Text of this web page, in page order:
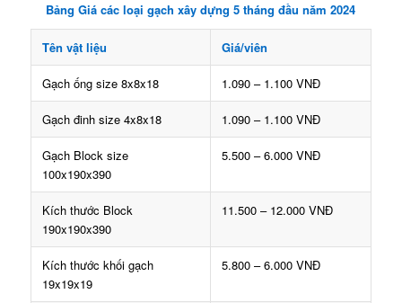
Bảng Giá các loại gạch xây dựng 5 tháng đầu năm 2024
Tên vật liệu Giá/viên
Gạch ống size 8x8x18 1.090 – 1.100 VNĐ
Gạch đinh size 4x8x18 1.090 – 1.100 VNĐ
Gạch Block size
100x190x390
5.500 – 6.000 VNĐ
Kích thước Block
190x190x390
11.500 – 12.000 VNĐ
Kích thước khối gạch
19x19x19
5.800 – 6.000 VNĐ